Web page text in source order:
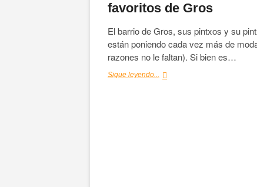
favoritos de Gros
El barrio de Gros, sus pintxos y su
están poniendo cada vez más de
razones no le faltan). Si bien es…
Sigue leyendo... Pintxos